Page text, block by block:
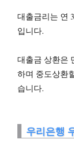
대출금리는 연
입니다.
대출금 상환은
하며 중도상환
습니다.
우리은행